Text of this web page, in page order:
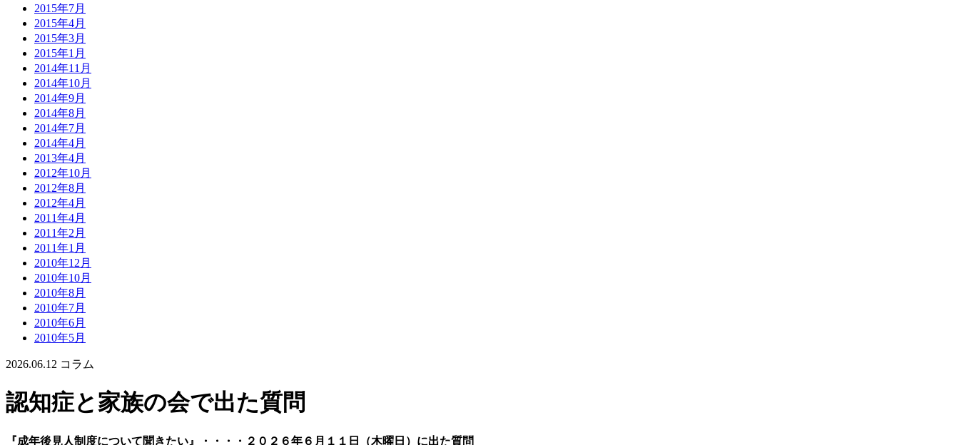
2015年7月
2015年4月
2015年3月
2015年1月
2014年11月
2014年10月
2014年9月
2014年8月
2014年7月
2014年4月
2013年4月
2012年10月
2012年8月
2012年4月
2011年4月
2011年2月
2011年1月
2010年12月
2010年10月
2010年8月
2010年7月
2010年6月
2010年5月
2026.06.12 コラム
認知症と家族の会で出た質問
『成年後見人制度について聞きたい』・・・・２０２６年６月１１日（木曜日）に出た質問